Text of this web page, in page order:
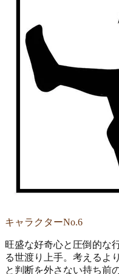
キャラクターNo.6
旺盛な好奇心と圧倒的な
る世渡り上手。考えるよ
と判断を外さない持ち前